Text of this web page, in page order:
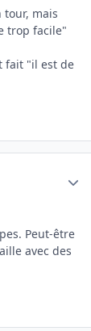
mais
trop facile"
fait "il est de
Peut-être
avec des